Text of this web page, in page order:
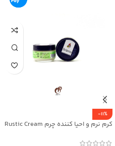
-11%
کرم نرم و احیا کننده چرم Rustic Cream